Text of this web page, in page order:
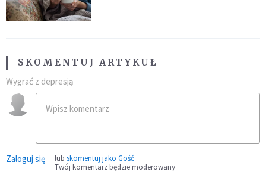
SKOMENTUJ ARTYKUŁ
Wygrać z depresją
Zaloguj się lub skomentuj jako Gość
Twój komentarz będzie moderowany